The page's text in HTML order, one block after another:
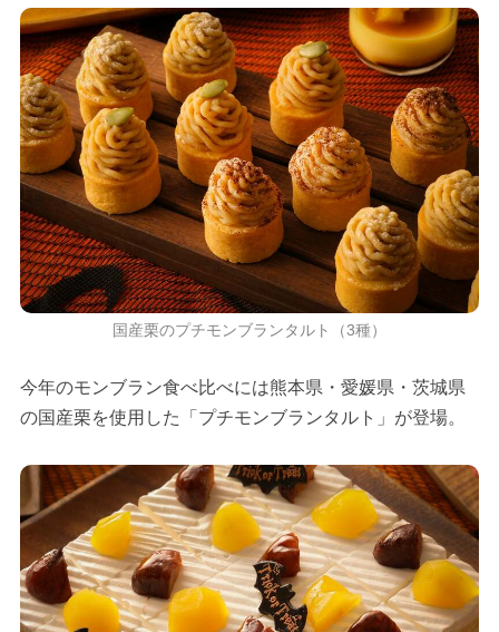
国産栗のプチモンブランタルト（3種）
今年のモンブラン食べ比べには熊本県・愛媛県・茨城県
の国産栗を使用した「プチモンブランタルト」が登場。